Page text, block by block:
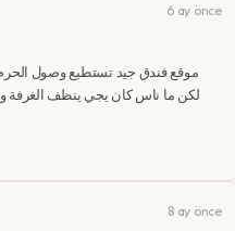
6 ay önce
8 ay önce